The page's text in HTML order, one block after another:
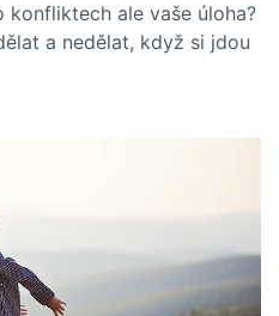
ale vaše úloha?
a nedělat, když si jdou